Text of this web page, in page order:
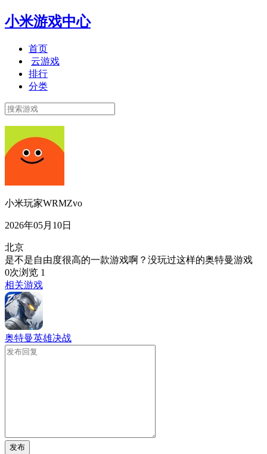
小米游戏中心
首页
云游戏
排行
分类
小米玩家WRMZvo
2026年05月10日
北京
是不是自由度很高的一款游戏啊？没玩过这样的奥特曼游戏
0次浏览 1
相关游戏
奥特曼英雄决战
发布